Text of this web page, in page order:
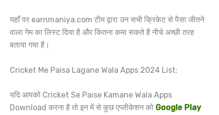
यहाँ पर earnmaniya.com टीम द्वारा उन सभी क्रिकेट से पैसा जीतने
वाला गेम का लिस्ट दिया है और कितना कमा सकते है नीचे अच्छी तरह
बताया गया है।
Cricket Me Paisa Lagane Wala Apps 2024 List:
यदि आपको Cricket Se Paise Kamane Wala Apps
Download करना है तो इन में से कुछ एप्लीकेशन को Google Play